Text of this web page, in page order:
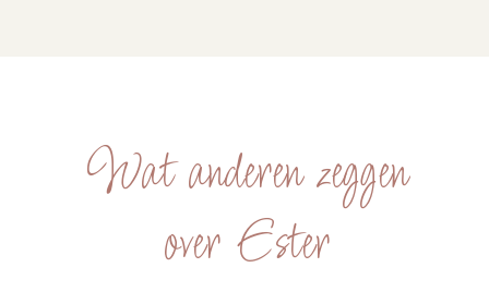
Wat anderen zeggen
over Ester